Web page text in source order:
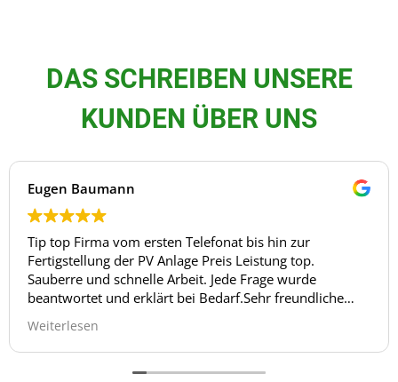
Sie sind gewerblich oder privat auf der Suche nach einer
Lösung, um Ihr Auto auch zu Hause oder vor Ort zu
DAS SCHREIBEN UNSERE
KUNDEN ÜBER UNS
Eugen Baumann
Tip top Firma vom ersten Telefonat bis hin zur
Fertigstellung der PV Anlage Preis Leistung top.
Sauberre und schnelle Arbeit. Jede Frage wurde
beantwortet und erklärt bei Bedarf.Sehr freundliche
Mitarbeiter.
Würde auf jeden Fall wieder kommen wenn es wieder
was zutun gibt.
Kann ich nur empfehlen...
Weiterlesen